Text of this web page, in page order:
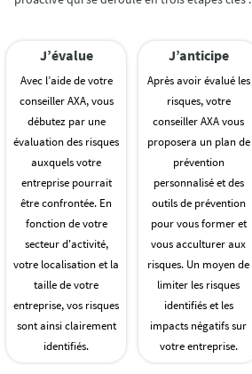
J’évalue
Avec l’aide de votre
conseiller AXA, vous
débutez par une
évaluation des risques
auxquels votre
entreprise pourrait
être confrontée. En
fonction de votre
secteur d'activité,
votre localisation et la
taille de votre
entreprise, vos risques
sont ainsi clairement
identifiés.
J’anticipe
Après avoir évalué les
risques, votre
conseiller AXA vous
proposera un plan de
prévention
personnalisé et des
outils de prévention
pour vous former et
vous acculturer aux
risques. Un moyen de
limiter les risques
identifiés et les
impacts négatifs sur
votre entreprise.